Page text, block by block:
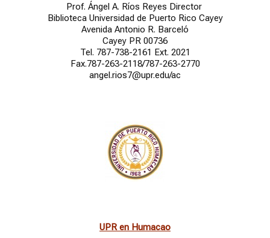
Prof. Ángel A. Ríos Reyes Director
Biblioteca Universidad de Puerto Rico Cayey
Avenida Antonio R. Barceló
Cayey PR 00736
Tel. 787-738-2161 Ext. 2021
Fax.787-263-2118/787-263-2770
angel.rios7@upr.edu/ac
UPR en Humacao